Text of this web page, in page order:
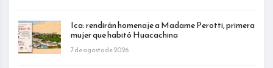
Ica: rendirán homenaje a Madame Perotti, primera
mujer que habitó Huacachina
7 de agosto de 2026